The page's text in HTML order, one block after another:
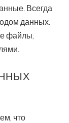
Всегда
данных.
файлы,
что